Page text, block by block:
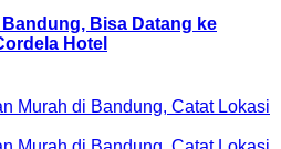
Bisa Datang ke
Hotel